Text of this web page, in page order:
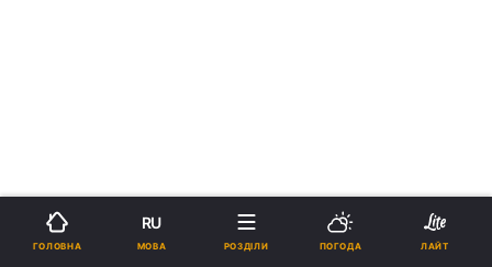
ГОЛОВНА
RU
МОВА РОЗДІЛИ ПОГОДА ЛАЙТ